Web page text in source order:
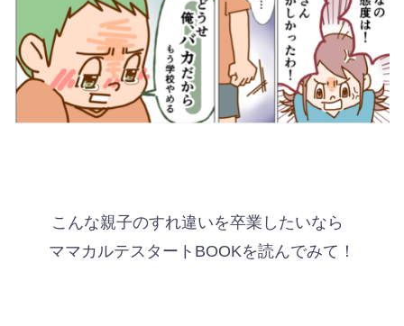
こんな親子のすれ違いを卒業したいなら
ママカルテスタートBOOKを読んでみて！